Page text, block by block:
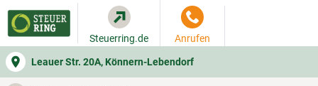
Leauer Str. 20A, Könnern-Lebendorf
Steuerring.de Anrufen
WER SIE BERÄT BEITRAGSRECHNER